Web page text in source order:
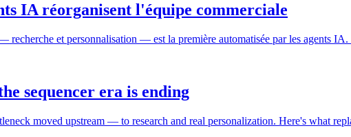
IA réorganisent l'équipe commerciale
et personnalisation — est la première automatisée par les agents
sequencer era is ending
moved upstream — to research and real personalization. Here's what